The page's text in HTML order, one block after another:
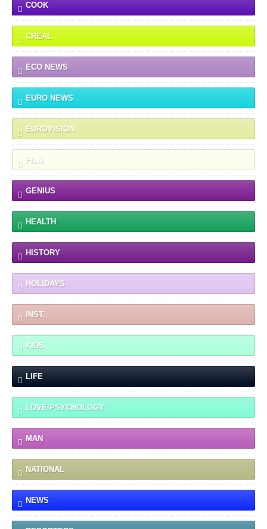
COOK
CREAL
ECO NEWS
EURO NEWS
EUROVISION
FILM
GENIUS
HEALTH
HISTORY
HOLIDAYS
INST.
KIDS
LIFE
LOVE-PSYCHOLOGY
MAN
NATIONAL
NEWS